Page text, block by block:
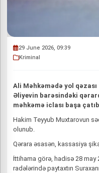
29 June 2026, 09:39
Kriminal
Ali Məhkəmədə yol
Əliyevin barəsindəki
məhkəmə iclası başa
Hakim Teyyub Muxtarovun
olunub.
Qərara əsasən, kassasiya
İttihama görə, hadisə 28 may
radələrində paytaxtın